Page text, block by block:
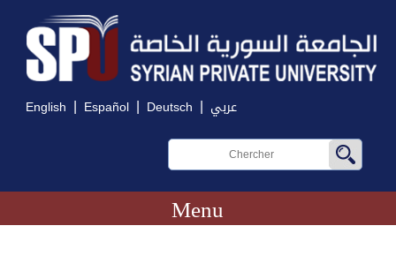
English | Español | Deutsch | عربي
Menu